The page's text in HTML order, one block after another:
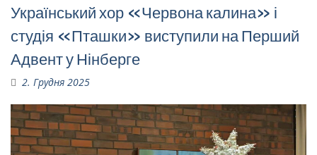
Український хор «Червона калина» і
студія «Пташки» виступили на Перший
Адвент у Нінберге
2. Грудня 2025